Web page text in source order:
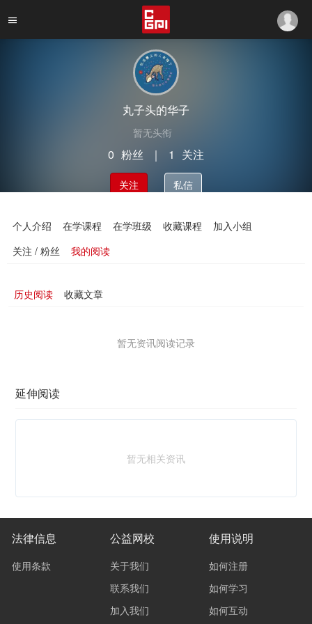
丸子头的华子
暂无头衔
0 粉丝 ｜ 1 关注
关注 私信
个人介绍 在学课程 在学班级 收藏课程
加入小组
关注 / 粉丝
我的阅读
历史阅读 收藏文章
暂无资讯阅读记录
延伸阅读
暂无相关资讯
法律信息
使用条款
公益网校
关于我们
联系我们
加入我们
使用说明
如何注册
如何学习
如何互动